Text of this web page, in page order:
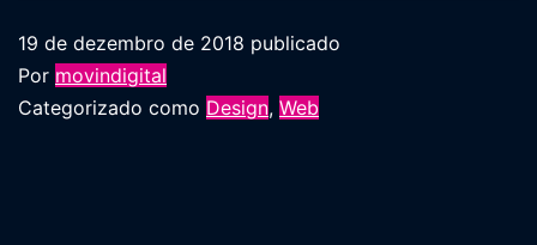
19 de dezembro de 2018 publicado
Por movindigital
Categorizado como Design, Web